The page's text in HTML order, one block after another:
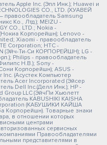
Apple Inc. (Эпл Инк.); Huawei и
CO., LTD. (ХУАВЕЙ
Samsung
Ко., Лтд.); MEIZU -
CO., LTD.; Nokia -
Корпорейшн); Lenovo -
Xiaomi - правообладатель
Corporation; HTC -
(Эйч-Ти-Си КОРПОРЕЙШН); LG -
Philips - правообладатель
Н.В.); Sony -
Корпорейшн); ASUS -
Inc. (Асустек Компьютер
Acer Incorporated (Эйсер
Dell Inc.(Делл Инк.); HP -
Group LLC (ЭйчПи Хьюлетт
KABUSHIKI KAISHA
(КАБУШИКИ КАЙША
Корпорейшн). Товарные знаки
в отношении которых
центрами
сервисных
компаниями Правообладателями
представителями в